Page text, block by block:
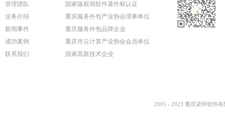
管理团队
业务介绍
新闻事件
成功案例
联系我们
国家版权局软件著作权认证
重庆服务外包产业协会理事单位
重庆服务外包品牌企业
重庆市云计算产业协会会员单位
国家高新技术企业
2005 - 2023 重庆诺怀软件